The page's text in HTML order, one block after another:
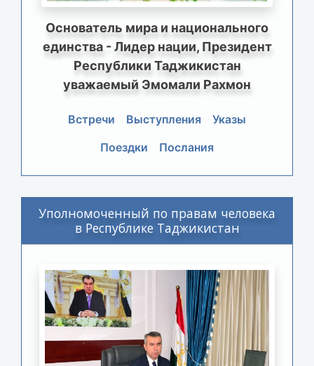
Основатель мира и национального
единства - Лидер нации, Президент
Республики Таджикистан
уважаемый Эмомали Рахмон
Встречи Выступления
Указы
Поездки
Послания
Уполномоченный по правам человека
в Республике Таджикистан